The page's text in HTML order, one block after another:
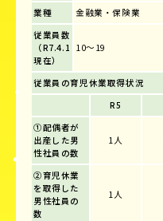
業種
金融業・保険業
従業員数
（R7.4.1
現在）
10～19
従業員の育児休業取得状況
R5
①配偶者が
出産した男
性社員の数
1人
②育児休業
を取得した
男性社員の
数
1人